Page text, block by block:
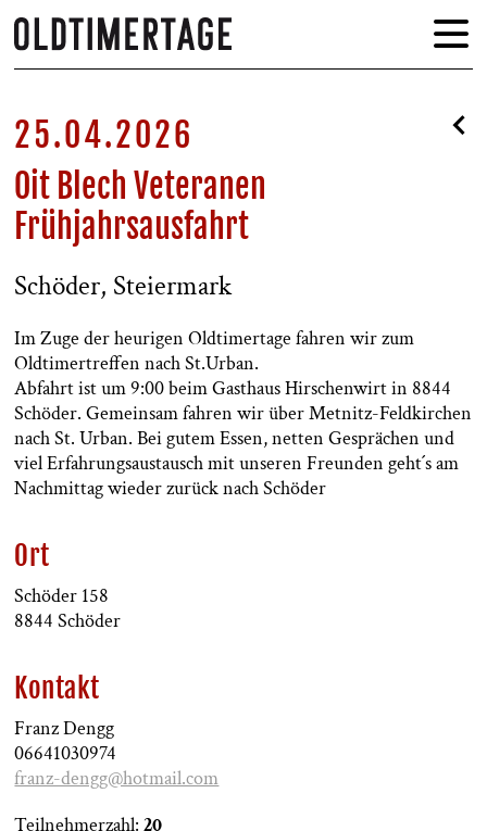
25.04.2026
Oit Blech Veteranen
Frühjahrsausfahrt
Schöder, Steiermark
Im Zuge der heurigen Oldtimertage fahren wir zum
Oldtimertreffen nach St.Urban.
Abfahrt ist um 9:00 beim Gasthaus Hirschenwirt in 8844
Schöder. Gemeinsam fahren wir über Metnitz-Feldkirchen
nach St. Urban. Bei gutem Essen, netten Gesprächen und
viel Erfahrungsaustausch mit unseren Freunden geht´s am
Nachmittag wieder zurück nach Schöder
Ort
Schöder 158
8844 Schöder
Kontakt
Franz Dengg
06641030974
franz-dengg@hotmail.com
Teilnehmerzahl:20